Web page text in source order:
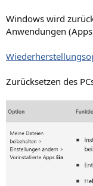
Windows wird
Anwendungen
Zurücksetzen des